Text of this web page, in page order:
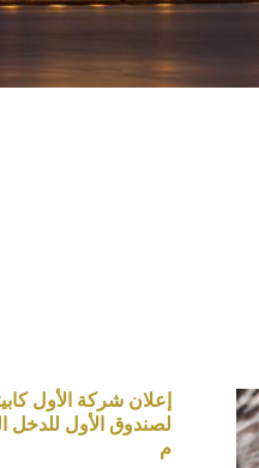
إعلان شركة الأول
م